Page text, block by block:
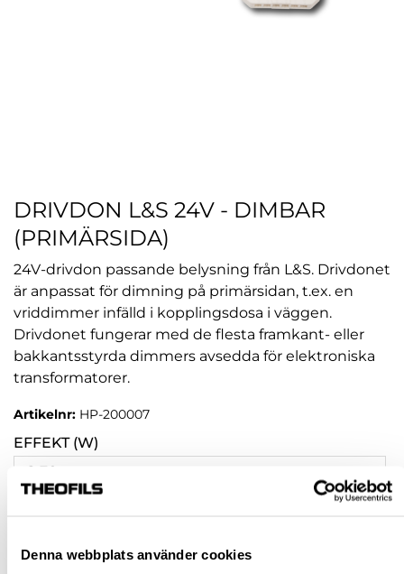
Denna webbplats använder cookies
DRIVDON L&S 24V - DIMBAR
(PRIMÄRSIDA)
24V-drivdon passande belysning från L&S. Drivdonet
är anpassat för dimning på primärsidan, t.ex. en
vriddimmer infälld i kopplingsdosa i väggen.
Drivdonet fungerar med de flesta framkant- eller
bakkantsstyrda dimmers avsedda för elektroniska
transformatorer.
Artikelnr: HP-200007
EFFEKT (W)
6-30
48-150